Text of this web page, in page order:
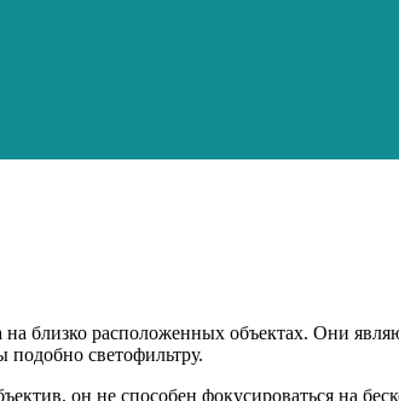
близко расположенных объектах. Они
подобно светофильтру.
он не способен фокусироваться на